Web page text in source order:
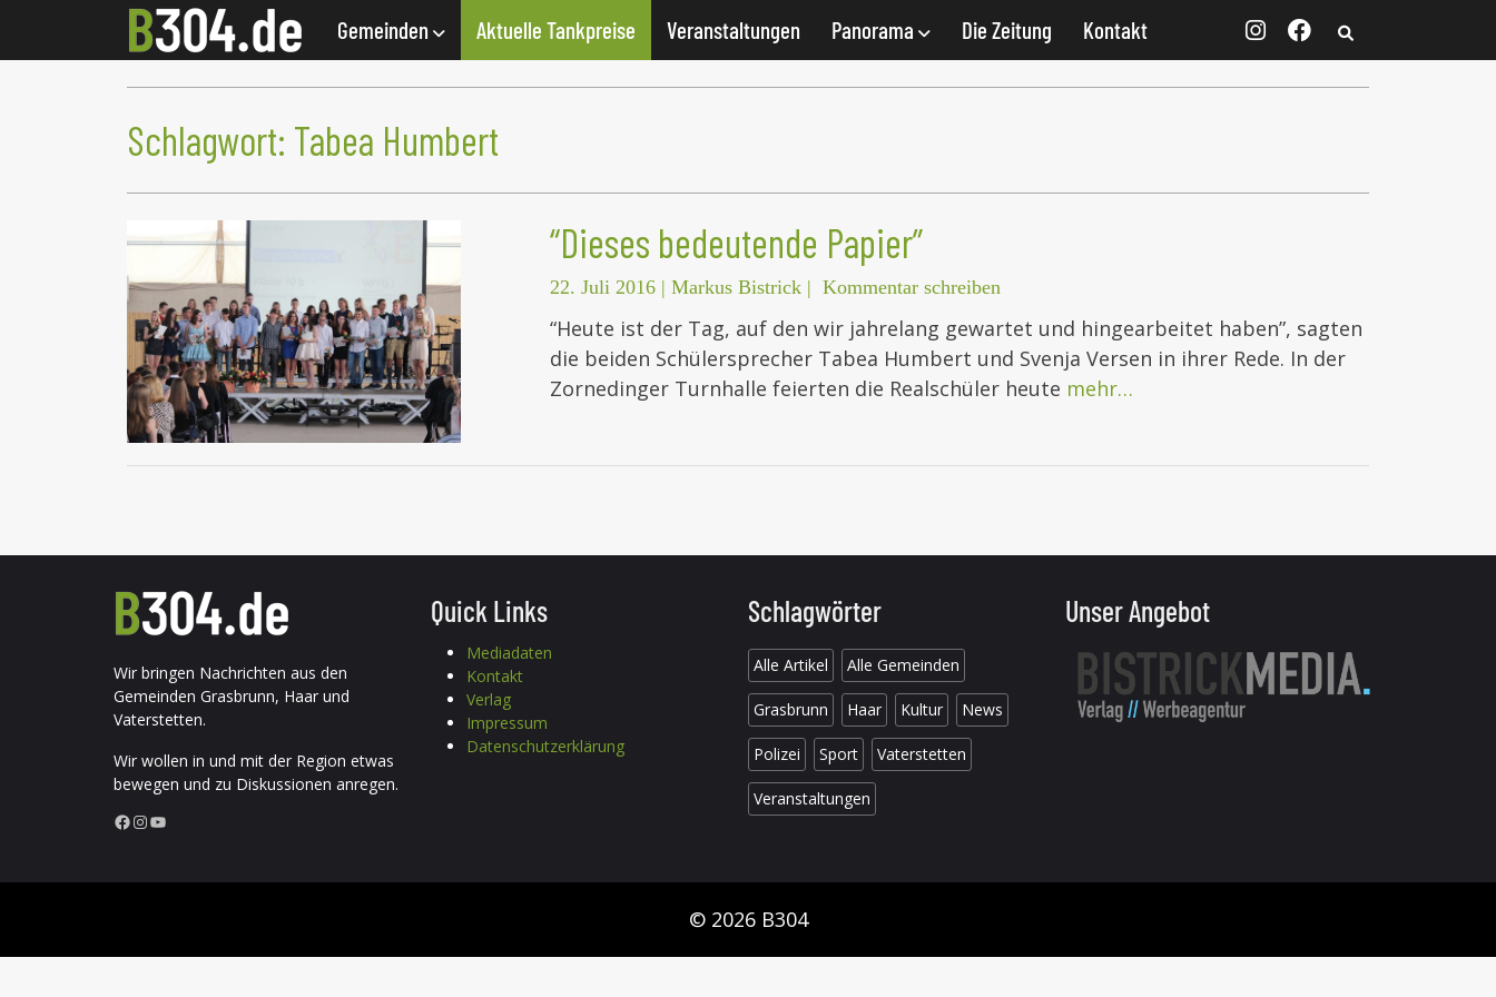
Gemeinden Aktuelle Tankpreise Veranstaltungen Panorama Die Zeitung Kontakt
Schlagwort: Tabea Humbert
“Dieses bedeutende Papier”
22. Juli 2016 | Markus Bistrick | Kommentar schreiben
“Heute ist der Tag, auf den wir jahrelang gewartet und hingearbeitet haben”, sagten
die beiden Schülersprecher Tabea Humbert und Svenja Versen in ihrer Rede. In der
Zornedinger Turnhalle feierten die Realschüler heute mehr…
Wir bringen Nachrichten aus den
Gemeinden Grasbrunn, Haar und
Vaterstetten.
Wir wollen in und mit der Region etwas
bewegen und zu Diskussionen anregen.
Facebook InstagramYouTube
Quick Links
Mediadaten
Kontakt
Verlag
Impressum
Datenschutzerklärung
Schlagwörter
Alle Artikel Alle Gemeinden
Grasbrunn Haar Kultur News
Polizei Sport Vaterstetten
Veranstaltungen
Unser Angebot
© 2026 B304